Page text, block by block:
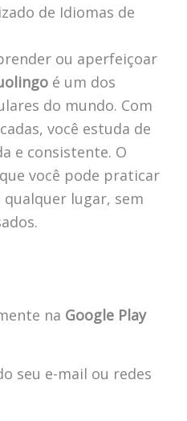
de Idiomas de
ou aperfeiçoar
é um dos
do mundo. Com
você estuda de
e consistente. O
você pode praticar
lugar, sem
na Google Play
seu e-mail ou redes